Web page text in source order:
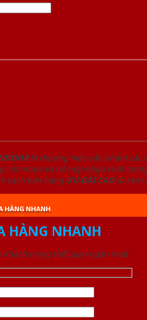
là thương hiệu sản phẩm các
cửa nhựa và hỗ hợp nhựa chất
sách bán hàng ƯU ĐÃI CAOđi kèm
HÀNG NHANH
HÀNG NHANH
khách trong thời gian ngắn nhất